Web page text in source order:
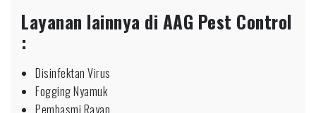
Layanan lainnya di AAG Pest Control
:
Disinfektan Virus
Fogging Nyamuk
Pembasmi Rayap